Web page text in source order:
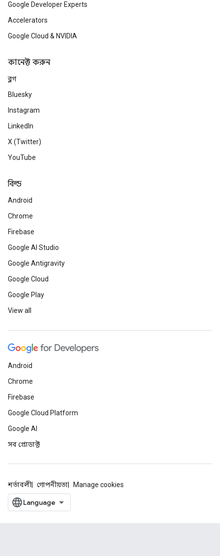
Google Developer Experts
Accelerators
Google Cloud & NVIDIA
কানেক্ট করুন
ব্লগ
Bluesky
Instagram
LinkedIn
X (Twitter)
YouTube
বিল্ড
Android
Chrome
Firebase
Google AI Studio
Google Antigravity
Google Cloud
Google Play
View all
Android
Chrome
Firebase
Google Cloud Platform
Google AI
সব প্রোডাক্ট
শর্তাবলী গোপনীয়তা Manage cookies